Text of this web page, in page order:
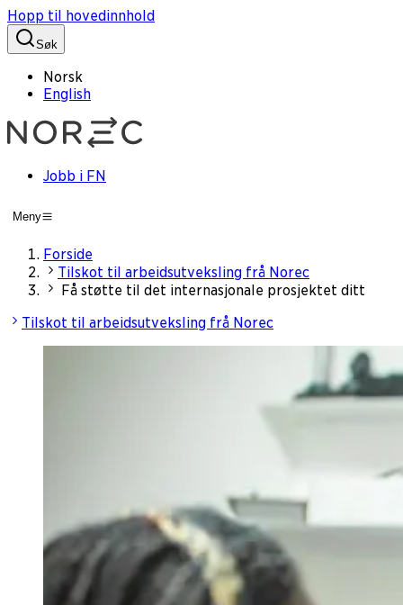
Hopp til hovedinnhold
Søk
Norsk
English
Jobb i FN
Meny
Forside
Tilskot til arbeidsutveksling frå Norec
Få støtte til det internasjonale prosjektet ditt
Tilskot til arbeidsutveksling frå Norec